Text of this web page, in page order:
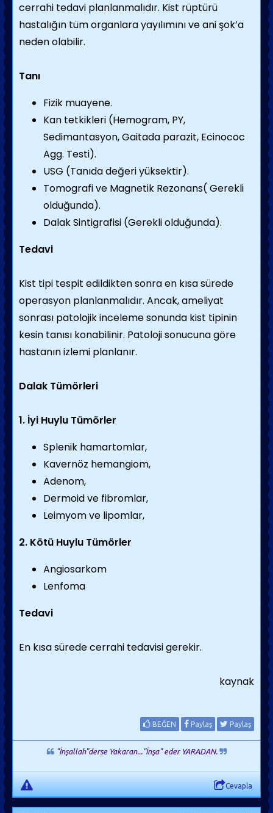
cerrahi tedavi planlanmalıdır. Kist rüptürü
hastalığın tüm organlara yayılımını ve ani şok’a
neden olabilir.
Tanı
Fizik muayene.
Kan tetkikleri (Hemogram, PY,
Sedimantasyon, Gaitada parazit, Ecinococ
Agg. Testi).
USG (Tanıda değeri yüksektir).
Tomografi ve Magnetik Rezonans( Gerekli
olduğunda).
Dalak Sintigrafisi (Gerekli olduğunda).
Tedavi
Kist tipi tespit edildikten sonra en kısa sürede
operasyon planlanmalıdır. Ancak, ameliyat
sonrası patolojik inceleme sonunda kist tipinin
kesin tanısı konabilinir. Patoloji sonucuna göre
hastanın izlemi planlanır.
Dalak Tümörleri
1. İyi Huylu Tümörler
Splenik hamartomlar,
Kavernöz hemangiom,
Adenom,
Dermoid ve fibromlar,
Leimyom ve lipomlar,
2. Kötü Huylu Tümörler
Angiosarkom
Lenfoma
Tedavi
En kısa sürede cerrahi tedavisi gerekir.
kaynak
BEĞEN Paylaş Paylaş
"İnşallah"derse Yakaran..."İnşa" eder YARADAN.
Cevapla